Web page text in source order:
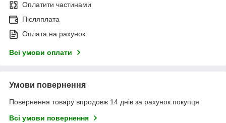
Оплатити частинами
Післяплата
Оплата на рахунок
Всі умови оплати
Умови повернення
Повернення товару впродовж 14 днів за рахунок покупця
Всі умови повернення